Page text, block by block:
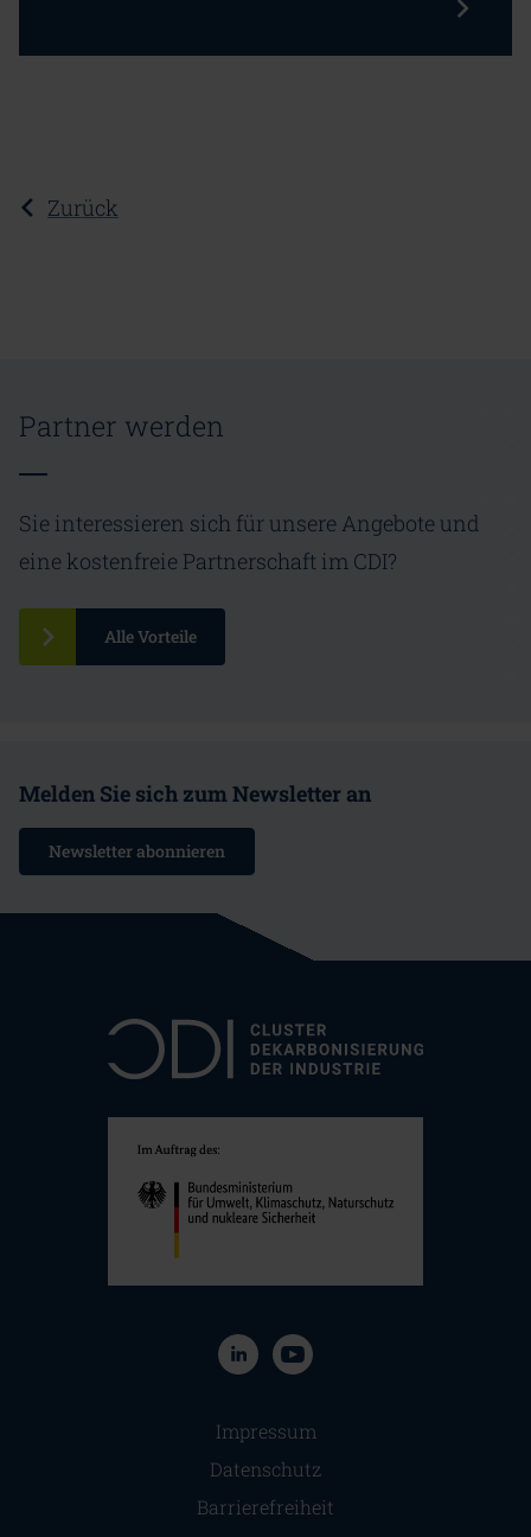
Zurück
Partner werden
Sie interessieren sich für unsere Angebote und
eine kostenfreie Partnerschaft im CDI?
Alle Vorteile
Melden Sie sich zum Newsletter an
Newsletter abonnieren
Navigation überspringen
Impressum
Datenschutz
Barrierefreiheit